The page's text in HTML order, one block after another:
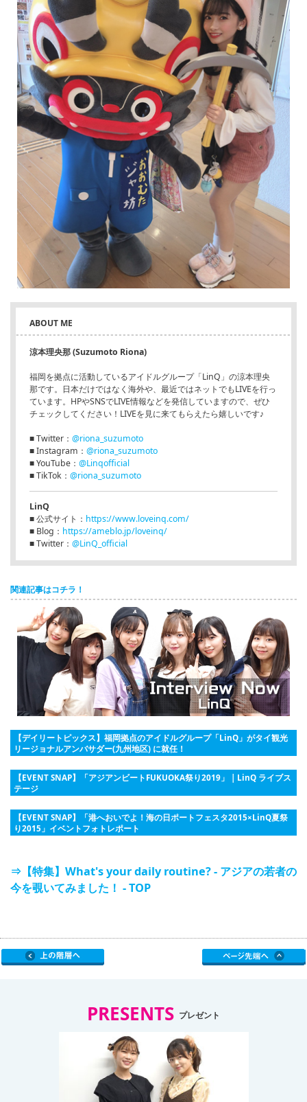
ABOUT ME
涼本理央那 (Suzumoto Riona)
福岡を拠点に活動しているアイドルグループ「LinQ」の涼本理央
那です。日本だけではなく海外や、最近ではネットでもLIVEを行っ
ています。HPやSNSでLIVE情報などを発信していますので、ぜひ
チェックしてください！LIVEを見に来てもらえたら嬉しいです♪
■ Twitter： @riona_suzumoto
■ Instagram： @riona_suzumoto
■ YouTube： @Linqofficial
■ TikTok： @riona_suzumoto
LinQ
■ 公式サイト： https://www.loveinq.com/
■ Blog： https://ameblo.jp/loveinq/
■ Twitter： @LinQ_official
関連記事はコチラ！
【デイリートピックス】福岡拠点のアイドルグループ「LinQ」がタイ観光
リージョナルアンバサダー(九州地区) に就任！
【EVENT SNAP】「アジアンビートFUKUOKA祭り2019」 | LinQ ライブス
テージ
【EVENT SNAP】「港へおいでよ！海の日ポートフェスタ2015×LinQ夏祭
り2015」イベントフォトレポート
⇒【特集】What's your daily routine? - アジアの若者の
今を覗いてみました！ - TOP
PRESENTS プレゼント